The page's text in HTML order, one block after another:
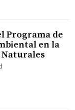
Programa de
en la
Naturales